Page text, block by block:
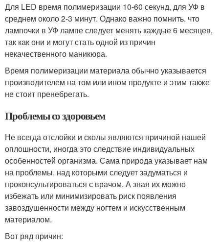
Для LED время полимеризации 10-60 секунд, для УФ в
среднем около 2-3 минут. Однако важно помнить, что
лампочки в УФ лампе следует менять каждые 6 месяцев,
так как они и могут стать одной из причин
некачественного маникюра.
Время полимеризации материала обычно указывается
производителем на том или ином продукте и этим также
не стоит пренебрегать.
Проблемы со здоровьем
Не всегда отслойки и сколы являются причиной нашей
оплошности, иногда это следствие индивидуальных
особенностей организма. Сама природа указывает нам
на проблемы, над которыми следует задуматься и
проконсультироваться с врачом. А зная их можно
избежать или минимизировать риск появления
завоздушенности между ногтем и искусственным
материалом.
Вот ряд причин: